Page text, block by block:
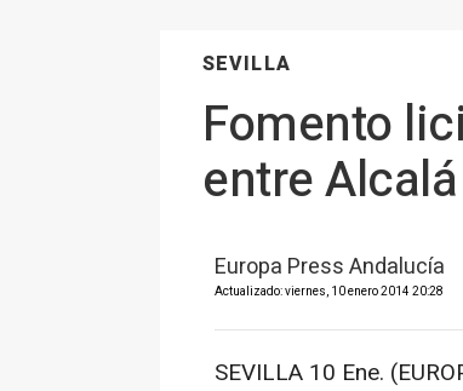
SEVILLA
Fomento
entre
Europa Press Andalucía
Actualizado: viernes, 10 enero 2014 20:28
SEVILLA 10 Ene.